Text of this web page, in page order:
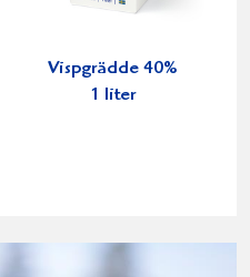
Vispgrädde 40%
1 liter